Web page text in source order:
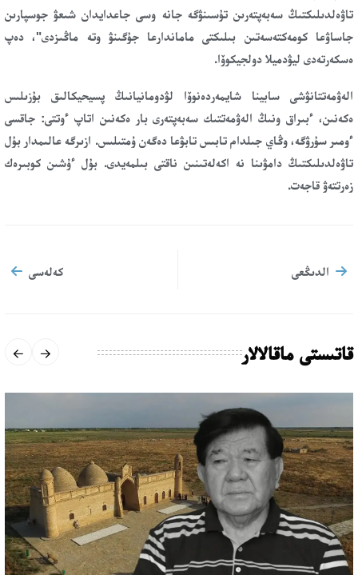
تاۋەلدىلىكتىڭ سەبەپتەرىن تۇسىنۋگە جانە وسى جاعدايدان شىعۋ جوسپارىن
جاساۋعا كومەكتەسەتىن بىلىكتى ماماندارعا جۇگىنۋ وتە ماڭىزدى"، دەپ
ەسكەرتەدى ليۋدميلا دولجيكوۆا.
الەۋمەتتانۋشى سابينا شايمەردەنوۆا لۋدومانيانىڭ پسيحيكالىق بۇزىلىس
ەكەنىن، ءبىراق ونىڭ الەۋمەتتىك سەبەپتەرى بار ەكەنىن اتاپ ءوتتى: جاقسى
ءومىر سۇرۋگە، وڭاي جىلدام تابىس تابۋعا دەگەن ۇمتىلىس. ازىرگە عالىمدار بۇل
تاۋەلدىلىكتىڭ دامۋىنا نە اكەلەتىنىن ناقتى بىلمەيدى. بۇل ءۇشىن كوبىرەك
زەرتتەۋ قاجەت.
الدىڭعى كەلەسى
قاتىستى ماقالالار